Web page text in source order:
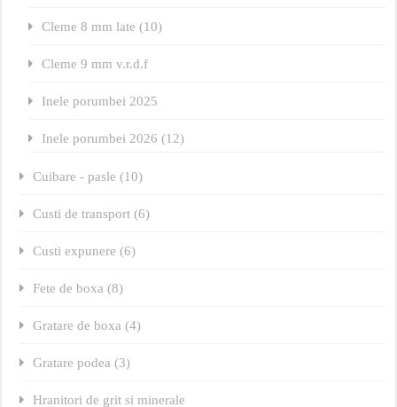
Cleme 8 mm late (10)
Cleme 9 mm v.r.d.f
Inele porumbei 2025
Inele porumbei 2026 (12)
Cuibare - pasle (10)
Custi de transport (6)
Custi expunere (6)
Fete de boxa (8)
Gratare de boxa (4)
Gratare podea (3)
Hranitori de grit si minerale